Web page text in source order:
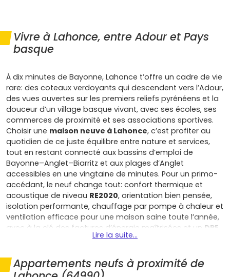
Vivre à Lahonce, entre Adour et Pays
basque
À dix minutes de Bayonne, Lahonce t’offre un cadre de vie
rare: des coteaux verdoyants qui descendent vers l’Adour,
des vues ouvertes sur les premiers reliefs pyrénéens et la
douceur d’un village basque vivant, avec ses écoles, ses
commerces de proximité et ses associations sportives.
Choisir une maison neuve à Lahonce, c’est profiter au
quotidien de ce juste équilibre entre nature et services,
tout en restant connecté aux bassins d’emploi de
Bayonne–Anglet–Biarritz et aux plages d’Anglet
accessibles en une vingtaine de minutes. Pour un primo-
accédant, le neuf change tout: confort thermique et
acoustique de niveau RE2020, orientation bien pensée,
isolation performante, chauffage par pompe à chaleur et
ventilation efficace pour une maison saine toute l’année,
avec à la clé des factures d’énergie maîtrisées et un DPE
souvent au rendez-vous. Tu bénéficies aussi de
achèvement, biennale, décennale) qui sécurisent ton
achat, et, selon décision communale, d’une éventuelle
Lire la suite...
Appartements neufs à proximité de